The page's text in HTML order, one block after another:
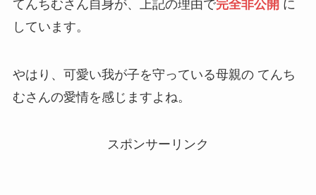
てんちむさん自身が、上記の理由で完全非公開 に
しています。
やはり、可愛い我が子を守っている母親の てんち
むさんの愛情を感じますよね。
スポンサーリンク